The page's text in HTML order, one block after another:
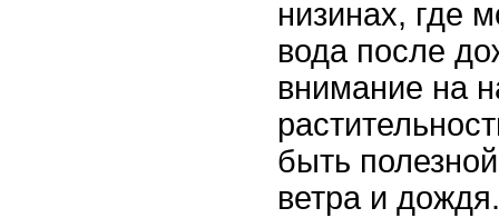
низинах, где
вода после
внимание на
быть
ветра и дождя.